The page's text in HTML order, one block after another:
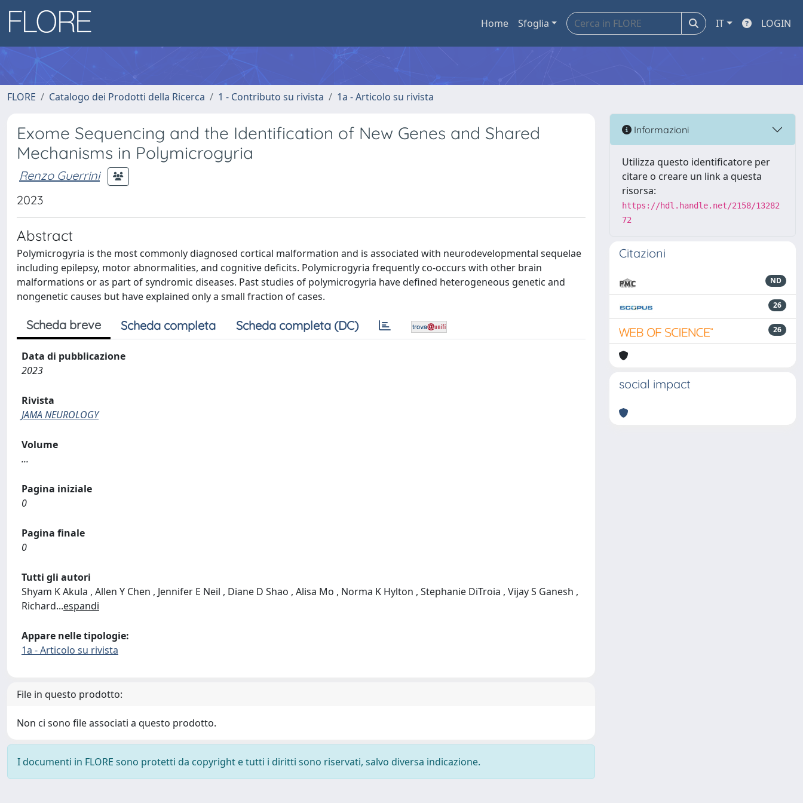
Home Sfoglia IT LOGIN
FLORE Catalogo dei Prodotti della Ricerca 1 - Contributo su rivista 1a - Articolo su rivista
Exome Sequencing and the Identification of New Genes and Shared
Mechanisms in Polymicrogyria
Renzo Guerrini
2023
Abstract
Polymicrogyria is the most commonly diagnosed cortical malformation and is associated with neurodevelopmental sequelae
including epilepsy, motor abnormalities, and cognitive deficits. Polymicrogyria frequently co-occurs with other brain
malformations or as part of syndromic diseases. Past studies of polymicrogyria have defined heterogeneous genetic and
nongenetic causes but have explained only a small fraction of cases.
Scheda breve Scheda completa Scheda completa (DC)
Data di pubblicazione
2023
Rivista
JAMA NEUROLOGY
Volume
...
Pagina iniziale
0
Pagina finale
0
Tutti gli autori
Shyam K Akula , Allen Y Chen , Jennifer E Neil , Diane D Shao , Alisa Mo , Norma K Hylton , Stephanie DiTroia , Vijay S Ganesh ,
Richard...espandi
Appare nelle tipologie:
1a - Articolo su rivista
File in questo prodotto:
Non ci sono file associati a questo prodotto.
I documenti in FLORE sono protetti da copyright e tutti i diritti sono riservati, salvo diversa indicazione.
Informazioni
Utilizza questo identificatore per
citare o creare un link a questa
risorsa:
https://hdl.handle.net/2158/13282
72
Citazioni
ND
26
26
social impact